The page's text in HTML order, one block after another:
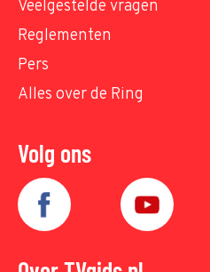
Veelgestelde vragen
Reglementen
Pers
Alles over de Ring
Volg ons